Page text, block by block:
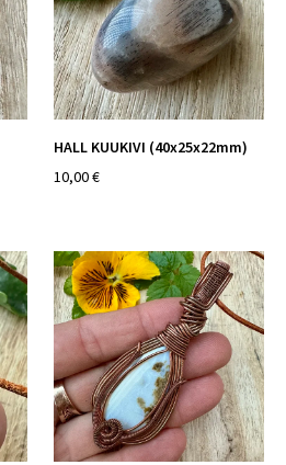
HALL KUUKIVI (40x25x22mm)
10,00 €